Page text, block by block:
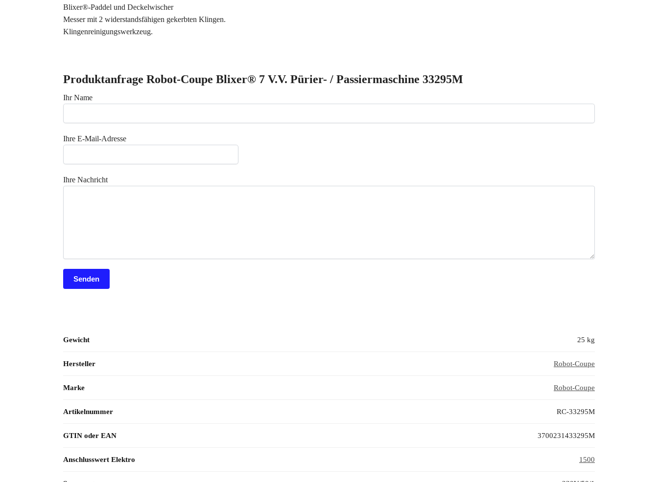
Blixer®-Paddel und Deckelwischer
Messer mit 2 widerstandsfähigen gekerbten Klingen.
Klingenreinigungswerkzeug.
Produktanfrage Robot-Coupe Blixer® 7 V.V. Pürier- / Passiermaschine 33295M
Ihr Name
Ihre E-Mail-Adresse
Ihre Nachricht
Gewicht 25 kg
Hersteller Robot-Coupe
Marke Robot-Coupe
Artikelnummer RC-33295M
GTIN oder EAN 3700231433295M
Anschlusswert Elektro 1500